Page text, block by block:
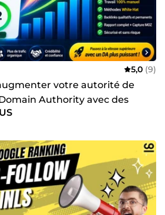
5,0 (9)
votre autorité de
Authority avec des